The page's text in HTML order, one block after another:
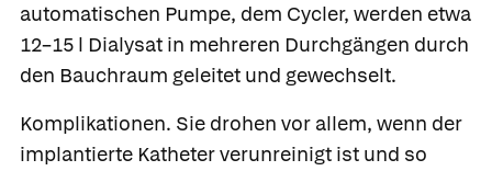
automatischen Pumpe, dem Cycler, werden etwa
12–15 l Dialysat in mehreren Durchgängen durch
den Bauchraum geleitet und gewechselt.
Komplikationen. Sie drohen vor allem, wenn der
implantierte Katheter verunreinigt ist und so